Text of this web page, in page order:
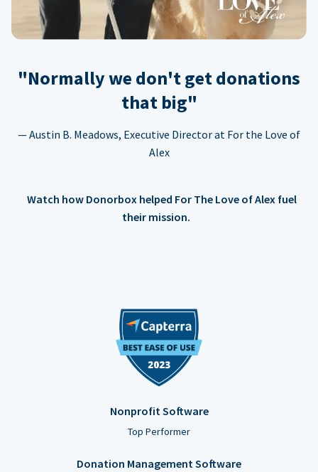
"Normally we don't get donations
that big"
— Austin B. Meadows, Executive Director at For the Love of
Alex
Watch how Donorbox helped For The Love of Alex fuel
their mission.
Nonprofit Software
Top Performer
Donation Management Software